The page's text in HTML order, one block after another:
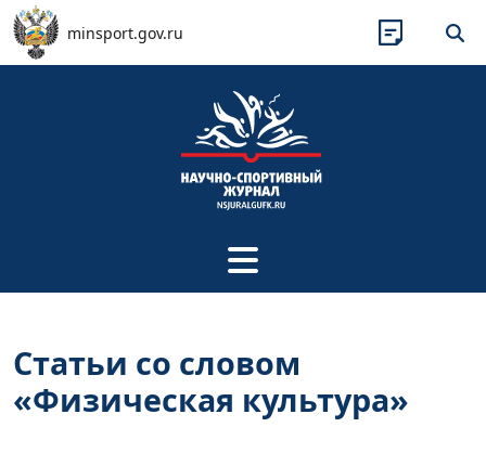
Перейти к основному содержанию
minsport.gov.ru
Статьи со словом
«Физическая культура»